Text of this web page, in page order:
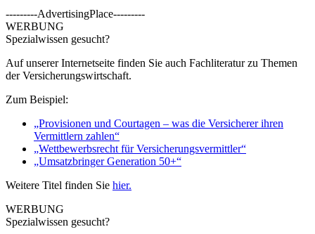
---------AdvertisingPlace---------
WERBUNG
Spezialwissen gesucht?
Auf unserer Internetseite finden Sie auch Fachliteratur zu Themen
der Versicherungswirtschaft.
Zum Beispiel:
„Provisionen und Courtagen – was die Versicherer ihren
Vermittlern zahlen“
„Wettbewerbsrecht für Versicherungsvermittler“
„Umsatzbringer Generation 50+“
Weitere Titel finden Sie hier.
WERBUNG
Spezialwissen gesucht?